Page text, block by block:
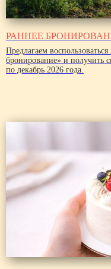
РАННЕЕ
Предлагаем
бронирование» и получить
по декабрь 2026 года.